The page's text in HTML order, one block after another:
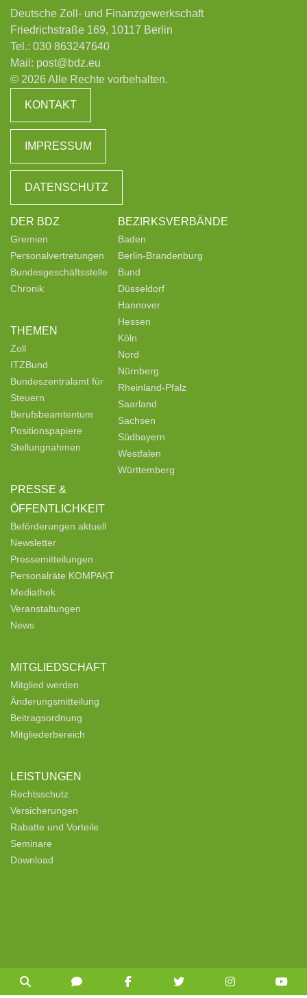
Deutsche Zoll- und Finanzgewerkschaft
Friedrichstraße 169, 10117 Berlin
Tel.: 030 863247640
Mail: post@bdz.eu
© 2026 Alle Rechte vorbehalten.
KONTAKT
IMPRESSUM
DATENSCHUTZ
DER BDZ
Gremien
Personalvertretungen
Bundesgeschäftsstelle
Chronik
THEMEN
Zoll
ITZBund
Bundeszentralamt für
Steuern
Berufsbeamtentum
Positionspapiere
Stellungnahmen
PRESSE &
ÖFFENTLICHKEIT
Beförderungen aktuell
Newsletter
Pressemitteilungen
Personalräte KOMPAKT
Mediathek
Veranstaltungen
News
MITGLIEDSCHAFT
Mitglied werden
Änderungsmitteilung
Beitragsordnung
Mitgliederbereich
LEISTUNGEN
Rechtsschutz
Versicherungen
Rabatte und Vorteile
Seminare
Download
BEZIRKSVERBÄNDE
Baden
Berlin-Brandenburg
Bund
Düsseldorf
Hannover
Hessen
Köln
Nord
Nürnberg
Rheinland-Pfalz
Saarland
Sachsen
Südbayern
Westfalen
Württemberg